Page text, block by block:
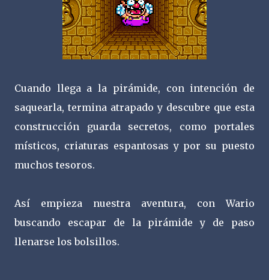
Cuando llega a la pirámide, con intención de
saquearla, termina atrapado y descubre que esta
construcción guarda secretos, como portales
místicos, criaturas espantosas y por su puesto
muchos tesoros.
Así empieza nuestra aventura, con Wario
buscando escapar de la pirámide y de paso
llenarse los bolsillos.